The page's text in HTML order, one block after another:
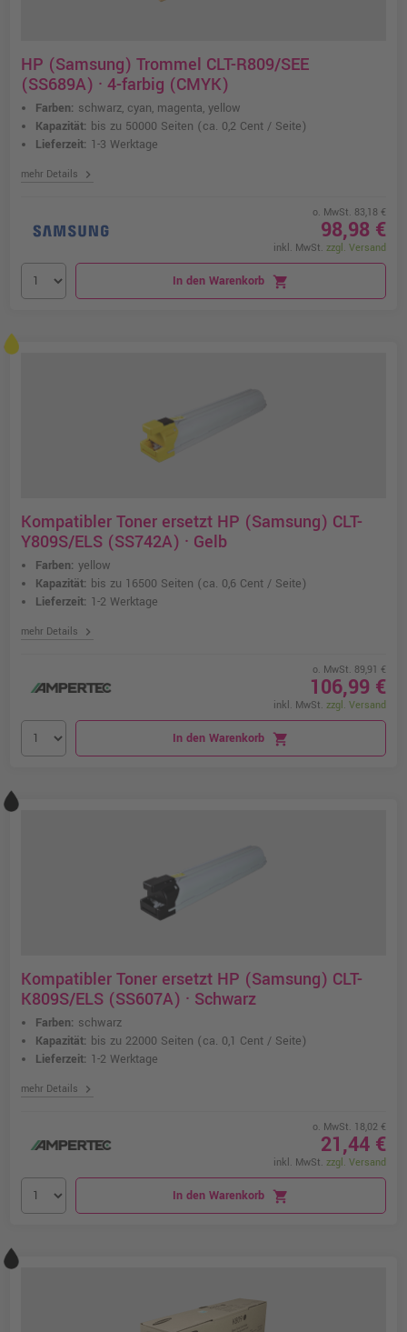
HP (Samsung) Trommel CLT-R809/SEE
(SS689A) · 4-farbig (CMYK)
Farben: schwarz, cyan, magenta, yellow
Kapazität: bis zu 50000 Seiten (ca. 0,2 Cent / Seite)
Lieferzeit: 1-3 Werktage
mehr Details chevron_right
o. MwSt. 83,18 €
98,98 €
inkl. MwSt. zzgl. Versand
In den Warenkorb shopping_cart
Kompatibler Toner ersetzt HP (Samsung) CLT-
Y809S/ELS (SS742A) · Gelb
Farben: yellow
Kapazität: bis zu 16500 Seiten (ca. 0,6 Cent / Seite)
Lieferzeit: 1-2 Werktage
mehr Details chevron_right
o. MwSt. 89,91 €
106,99 €
inkl. MwSt. zzgl. Versand
In den Warenkorb shopping_cart
Kompatibler Toner ersetzt HP (Samsung) CLT-
K809S/ELS (SS607A) · Schwarz
Farben: schwarz
Kapazität: bis zu 22000 Seiten (ca. 0,1 Cent / Seite)
Lieferzeit: 1-2 Werktage
mehr Details chevron_right
o. MwSt. 18,02 €
21,44 €
inkl. MwSt. zzgl. Versand
In den Warenkorb shopping_cart